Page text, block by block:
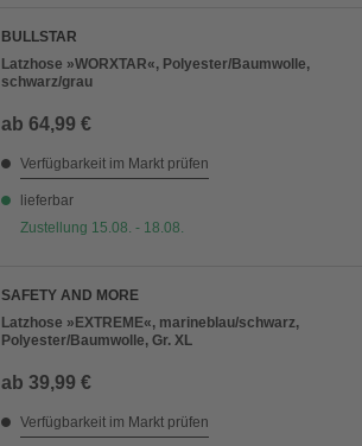
BULLSTAR
Latzhose »WORXTAR«, Polyester/Baumwolle,
schwarz/grau
ab 64,99 €
Verfügbarkeit im Markt prüfen
lieferbar
Zustellung 15.08. - 18.08.
SAFETY AND MORE
Latzhose »EXTREME«, marineblau/schwarz,
Polyester/Baumwolle, Gr. XL
ab 39,99 €
Verfügbarkeit im Markt prüfen